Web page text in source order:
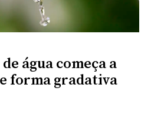
água começa a
forma gradativa